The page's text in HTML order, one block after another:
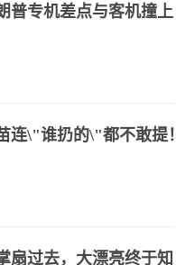
普专机差点与客机撞上
连\"谁扔的\"都不敢提！
扇过去，大漂亮终于知